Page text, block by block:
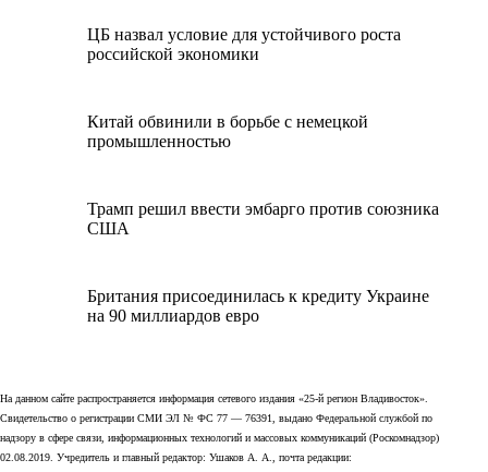
ЦБ назвал условие для устойчивого роста
российской экономики
Китай обвинили в борьбе с немецкой
промышленностью
Трамп решил ввести эмбарго против союзника
США
Британия присоединилась к кредиту Украине
на 90 миллиардов евро
На данном сайте распространяется информация сетевого издания «25-й регион Владивосток».
Свидетельство о регистрации СМИ ЭЛ № ФС 77 — 76391, выдано Федеральной службой по
надзору в сфере связи, информационных технологий и массовых коммуникаций (Роскомнадзор)
02.08.2019. Учредитель и главный редактор: Ушаков А. А., почта редакции: